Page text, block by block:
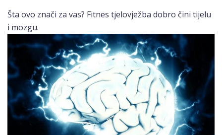
Šta ovo znači za vas? Fitnes tjelovježba dobro čini tijelu
i mozgu.